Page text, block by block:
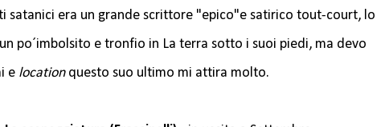
satanici era un grande scrittore "epico"e satirico tout-court, lo
po´imbolsito e tronfio in La terra sotto i suoi piedi, ma devo
e locationquesto suo ultimo mi attira molto.